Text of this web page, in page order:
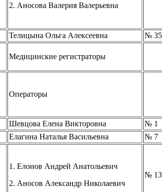
2. Аносова Валерия Валерьевна
Телицына Ольга Алексеевна № 35
Медицинские регистраторы
Операторы
Шевцова Елена Викторовна № 1
Елагина Наталья Васильевна № 7
1. Елонов Андрей Анатольевич
2. Аносов Александр Николаевич
№ 13